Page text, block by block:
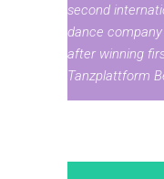
second
dance
after winning
Tanzplattform